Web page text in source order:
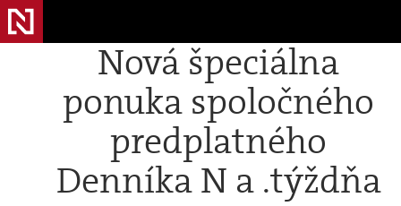
Nová špeciálna
ponuka spoločného
predplatného
Denníka N a .týždňa